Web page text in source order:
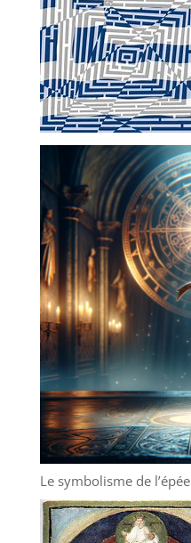
Le symbolisme de l’épée